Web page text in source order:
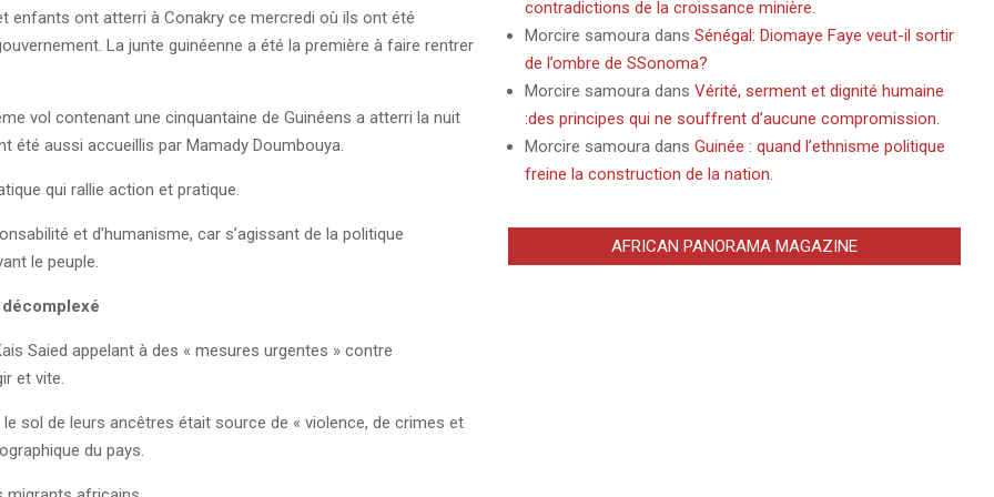
enfants ont atterri à Conakry ce mercredi où ils ont été
La junte guinéenne a été la première à faire rentrer
vol contenant une cinquantaine de Guinéens a atterri la nuit
été aussi accueillis par Mamady Doumbouya.
qui rallie action et pratique.
et d’humanisme, car s’agissant de la politique
le peuple.
Saied appelant à des « mesures urgentes » contre
et vite.
sol de leurs ancêtres était source de « violence, de crimes et
du pays.
contradictions de la croissance minière.
Morcire samoura dans Sénégal: Diomaye Faye veut-il sortir
de l’ombre de SSonoma?
Morcire samoura dans Vérité, serment et dignité humaine
:des principes qui ne souffrent d’aucune compromission.
Morcire samoura dans Guinée : quand l’ethnisme politique
freine la construction de la nation.
AFRICAN PANORAMA MAGAZINE